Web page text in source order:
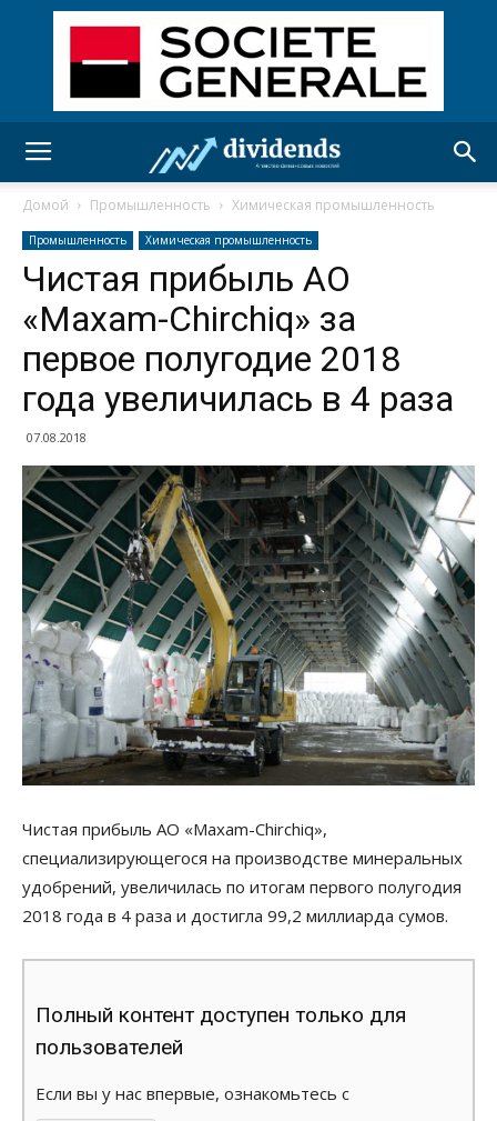
Домой Промышленность Химическая промышленность
Промышленность Химическая промышленность
Чистая прибыль АО
«Maxam-Chirchiq» за
первое полугодие 2018
года увеличилась в 4 раза
07.08.2018
Чистая прибыль АО «Maxam-Chirchiq»,
специализирующегося на производстве минеральных
удобрений, увеличилась по итогам первого полугодия
2018 года в 4 раза и достигла 99,2 миллиарда сумов.
Полный контент доступен только для
пользователей
Если вы у нас впервые, ознакомьтесь с